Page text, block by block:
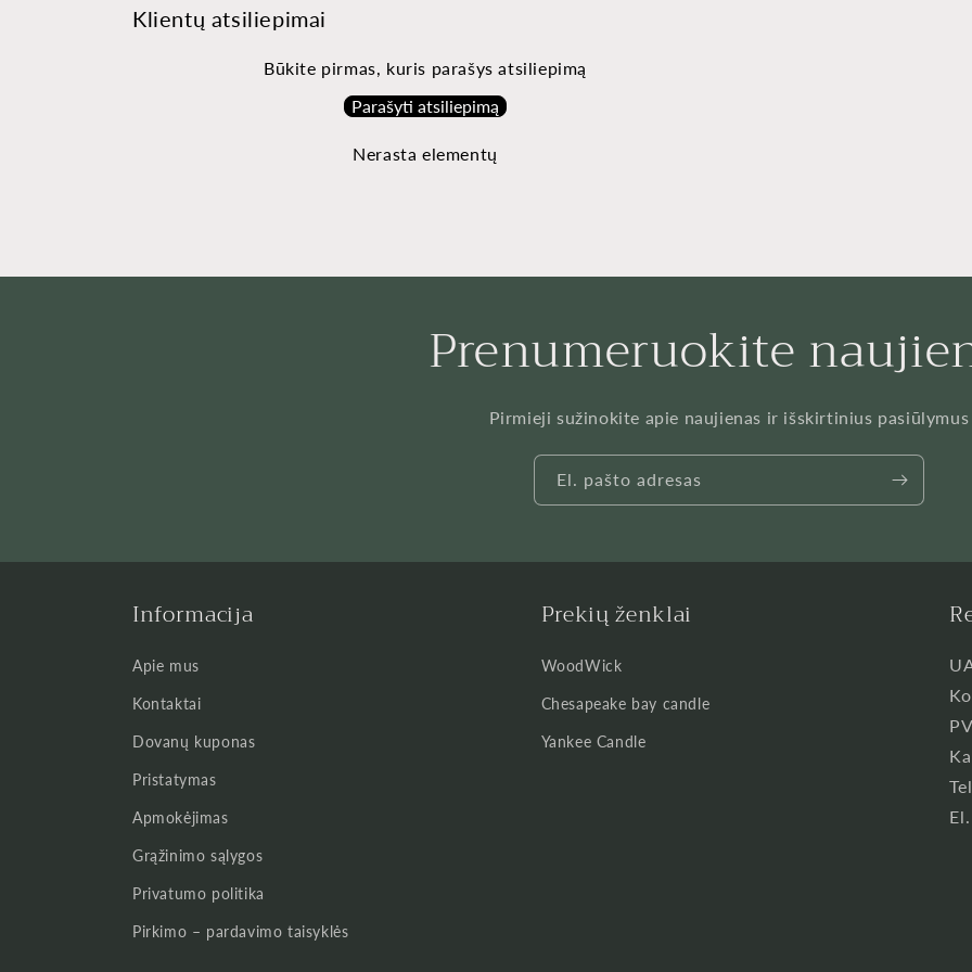
Klientų atsiliepimai
Būkite pirmas, kuris parašys atsiliepimą
Parašyti atsiliepimą
Nerasta elementų
Prenumeruokite
Pirmieji sužinokite apie naujienas ir išskirtinius pasiūlymus
El. pašto adresas
Informacija
Apie mus
Kontaktai
Dovanų kuponas
Pristatymas
Apmokėjimas
Grąžinimo sąlygos
Privatumo politika
Pirkimo – pardavimo taisyklės
Prekių ženklai
WoodWick
Chesapeake bay candle
Yankee Candle